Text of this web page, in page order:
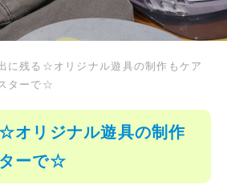
に残る☆オリジナル遊具の制作もケア
ターで☆
オリジナル遊具の制作
ーで☆